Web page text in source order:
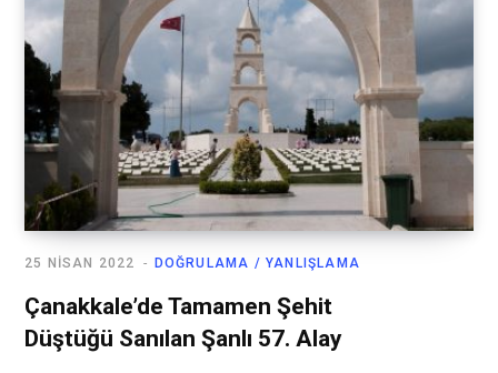
DOĞRULAMA / YANLIŞLAMA
25 NISAN 2022
Çanakkale’de Tamamen Şehit
Düştüğü Sanılan Şanlı 57. Alay